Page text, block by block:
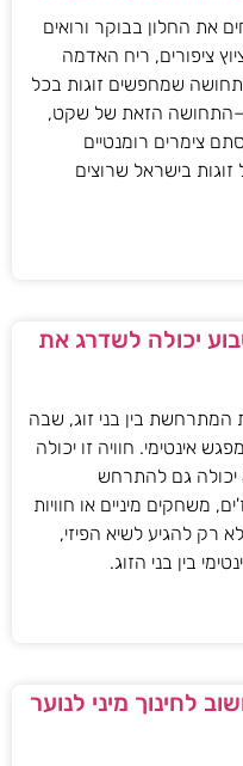
את החלון בבוקר ורואים
ציפורים, ריח האדמה
שמחפשים זוגות בכל
–התחושה הזאת של שקט,
צימרים רומנטיים
בישראל שרוצים
יכולה לשדרג את
המתרחשת בין בני זוג, שבה
אינטימי. חוויה זו יכולה
יכולה גם להתרחש
משחקים מיניים או חוויות
רק להגיע לשיא הפיזי,
בין בני הזוג.
לחינוך מיני לנוער